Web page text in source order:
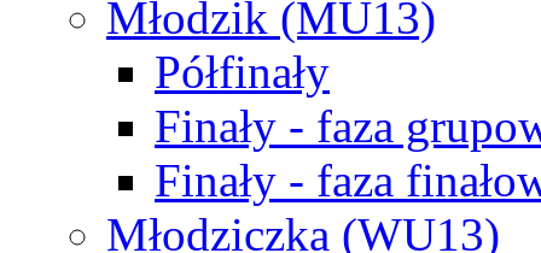
Młodzik (MU13)
Półfinały
Finały - faza
Finały - faza
Młodziczka (WU13)